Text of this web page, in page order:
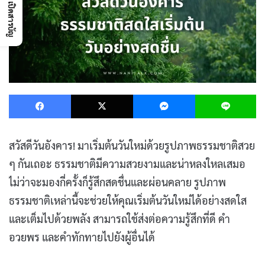
Facebook X Messenger
สวัสดีวันอังคาร! มาเริ่มต้นวันใหม่ด้วยรูปภาพธรรมชาติสวย
ๆ กันเถอะ ธรรมชาติมีความสวยงามและน่าหลงใหลเสมอ
ไม่ว่าจะมองกี่ครั้งก็รู้สึกสดชื่นและผ่อนคลาย รูปภาพ
ธรรมชาติเหล่านี้จะช่วยให้คุณเริ่มต้นวันใหม่ได้อย่างสดใส
และเต็มไปด้วยพลัง สามารถใช้ส่งต่อความรู้สึกที่ดี คำ
อวยพร และคำทักทายไปยังผู้อื่นได้
เปิดสารบัญ